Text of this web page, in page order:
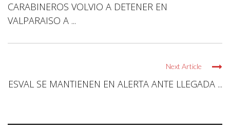
CARABINEROS VOLVIO A DETENER EN
VALPARAISO A ...
Next Article
ESVAL SE MANTIENEN EN ALERTA ANTE LLEGADA ...